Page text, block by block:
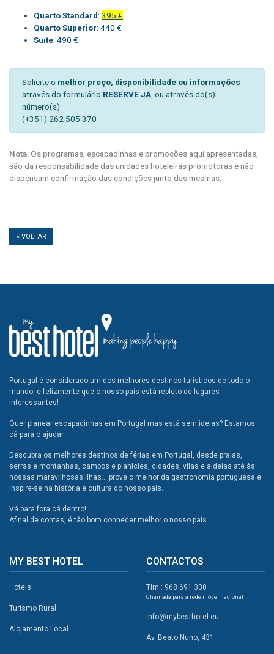
Quarto Standard: 395 €
Quarto Superior: 440 €
Suite: 490 €
Solicite o melhor preço, disponibilidade ou informações
através do formulário RESERVE JÁ , ou através do(s)
número(s):
(+351) 262 505 370
Nota:Os programas, escapadinhas e promoções aqui apresentadas,
são da responsabilidade das unidades hoteleiras promotoras e não
dispensam confirmação das condições junto das mesmas.
« VOLTAR
Portugal é considerado um dos melhores destinos túristicos de todo o
mundo, e felizmente que o nosso país está repleto de lugares
interessantes!
Quer planear escapadinhas em Portugal mas está sem ideias? Estamos
cá para o ajudar.
Descubra os melhores destinos de férias em Portugal, desde praias,
serras e montanhas, campos e planicies, cidades, vilas e aldeias até às
nossas maravilhosas ilhas... prove o melhor da gastronomia portuguesa e
inspire-se na história e cultura do nosso país.
Vá para fora cá dentro!
Afinal de contas, é tão bom conhecer melhor o nosso país.
MY BEST HOTEL
Hoteis
Turismo Rural
Alojamento Local
CONTACTOS
Tlm.: 968 691 330
Chamada para a rede móvel nacional
info@mybesthotel.eu
Av. Beato Nuno, 431
2495-401 Fátima